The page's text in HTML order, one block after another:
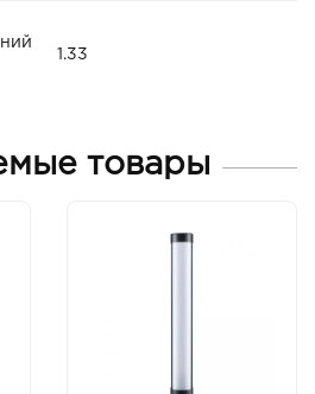
1.33
товары